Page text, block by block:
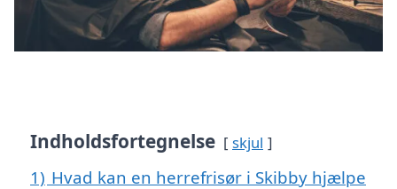
Indholdsfortegnelse skjul
1) Hvad kan en herrefrisør i Skibby hjælpe